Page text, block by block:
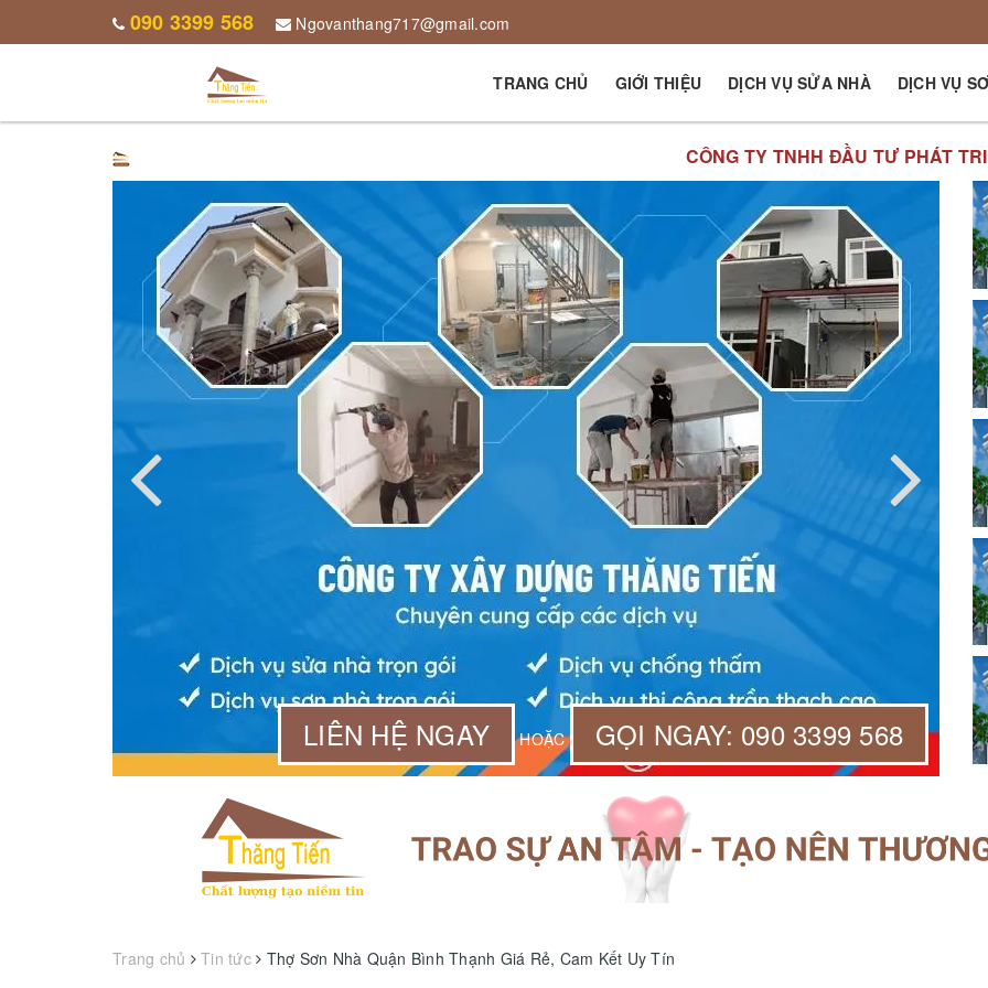
090 3399 568 Ngovanthang717@gmail.com
TRANG CHỦ GIỚI THIỆU DỊCH VỤ SỬA NHÀ DỊCH VỤ
CÔNG TY TNHH ĐẦU TƯ PHÁT TRIỂN XÂY DỰNG
LIÊN HỆ NGAY HOẶC GỌI NGAY: 090 3399 568
Trang chủ Tin tức Thợ Sơn Nhà Quận Bình Thạnh Giá Rẻ, Cam Kết Uy Tín